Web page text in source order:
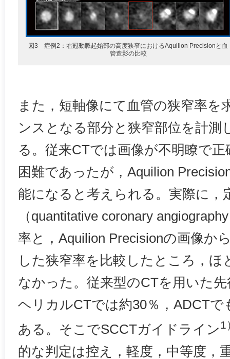
図3 症例2：右冠動脈起始部の高度狭窄におけるAquilion Precisionと血
管造影の比較
また，短軸像にて血管の狭窄率を
ンスとなる部分と狭窄部位を計測
る。従来CTでは画像が不明瞭で
困難であったが，Aquilion
能になると考えられる。実際に，
（quantitative coronary
率と，Aquilion Precisionの画像か
した狭窄率を比較したところ，ほ
なかった。従来型のCTを用いた
ヘリカルCTでは約30％，ADCTで
ある。そこでSCCTガイドライン1
的な判定は控え，軽度，中等度，